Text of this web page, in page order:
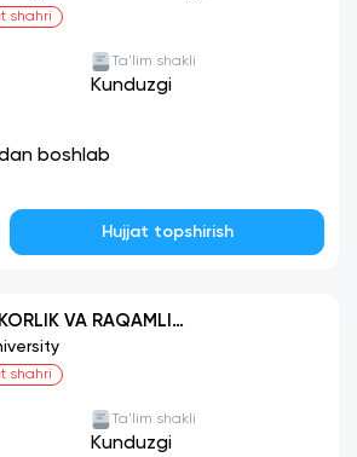
shahri
Ta'lim shakli
Kunduzgi
boshlab
Hujjat topshirish
VA RAQAMLI
shahri
Ta'lim shakli
Kunduzgi